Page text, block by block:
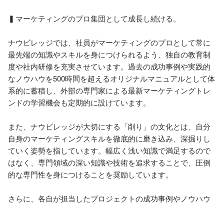
▍マーケティングのプロ集団として成長し続ける。
ナウビレッジでは、社員がマーケティングのプロとして常に
最先端の知識やスキルを身につけられるよう、独自の教育制
度や社内研修を充実させています。過去の成功事例や実践的
なノウハウを500時間を超えるオリジナルマニュアルとして体
系的に蓄積し、外部の専門家による最新マーケティングトレ
ンドの学習機会も定期的に設けています。
また、ナウビレッジが大切にする「削り」の文化とは、自分
自身のマーケティングスキルを徹底的に磨き込み、深掘りし
ていく姿勢を指しています。幅広く浅い知識で満足するので
はなく、専門領域の深い知識や技術を追求することで、圧倒
的な専門性を身につけることを奨励しています。
さらに、各自が担当したプロジェクトの成功事例やノウハウ